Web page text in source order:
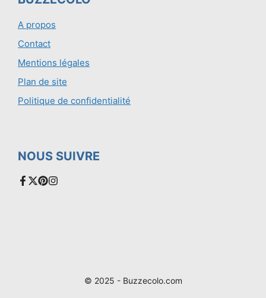
A propos
Contact
Mentions légales
Plan de site
Politique de confidentialité
NOUS SUIVRE
© 2025 - Buzzecolo.com